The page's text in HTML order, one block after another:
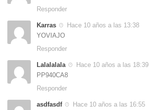
Responder
Karras
Hace 10 años a las 13:38
YOVIAJO
Responder
Lalalalala
Hace 10 años a las 18:39
PP940CA8
Responder
asdfasdf
Hace 10 años a las 16:55